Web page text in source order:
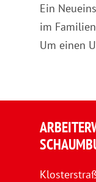
Ein
im
Um einen